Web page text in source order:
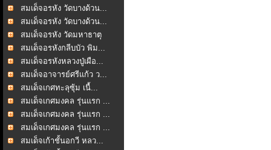
สมเด็จอรหัง วัดบางด้วน...
สมเด็จอรหัง วัดบางด้วน...
สมเด็จอรหัง วัดมหาธาตุ
สมเด็จอรหังกลีบบัว พิม...
สมเด็จอรหังหลวงปู่เผือ...
สมเด็จอาจารย์ศรีแก้ว ว...
สมเด็จเกศทะลุซุ้ม เนื้...
สมเด็จเกศมงคล รุ่นแรก ...
สมเด็จเกศมงคล รุ่นแรก ...
สมเด็จเกศมงคล รุ่นแรก ...
สมเด็จเก้าชั้นอกวี หลว...